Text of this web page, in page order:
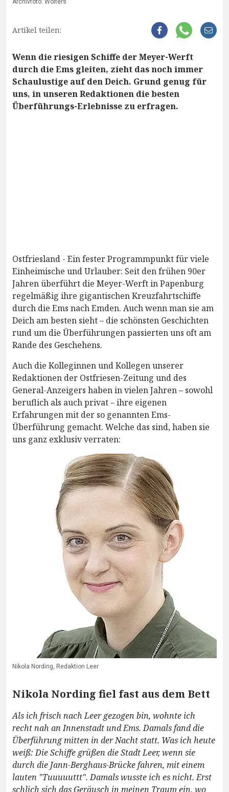
Artikel teilen:
Wenn die riesigen Schiffe der Meyer-Werft
durch die Ems gleiten, zieht das noch immer
Schaulustige auf den Deich. Grund genug für
uns, in unseren Redaktionen die besten
Überführungs-Erlebnisse zu erfragen.
Ostfriesland - Ein fester Programmpunkt für viele
Einheimische und Urlauber: Seit den frühen 90er
Jahren überführt die Meyer-Werft in Papenburg
regelmäßig ihre gigantischen Kreuzfahrtschiffe
durch die Ems nach Emden. Auch wenn man sie am
Deich am besten sieht – die schönsten Geschichten
rund um die Überführungen passierten uns oft am
Rande des Geschehens.
Auch die Kolleginnen und Kollegen unserer
Redaktionen der Ostfriesen-Zeitung und des
General-Anzeigers haben in vielen Jahren – sowohl
beruflich als auch privat – ihre eigenen
Erfahrungen mit der so genannten Ems-
Überführung gemacht. Welche das sind, haben sie
uns ganz exklusiv verraten:
Nikola Nording, Redaktion Leer
Nikola Nording fiel fast aus dem Bett
Als ich frisch nach Leer gezogen bin, wohnte ich
recht nah an Innenstadt und Ems. Damals fand die
Überführung mitten in der Nacht statt. Was ich heute
weiß: Die Schiffe grüßen die Stadt Leer, wenn sie
durch die Jann-Berghaus-Brücke fahren, mit einem
lauten "Tuuuuuttt". Damals wusste ich es nicht. Erst
schlich sich das Geräusch in meinen Traum ein, wo